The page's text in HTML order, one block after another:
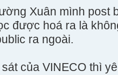
Xuân mình post
được hoá ra là
ra ngoài.
của VINECO thì